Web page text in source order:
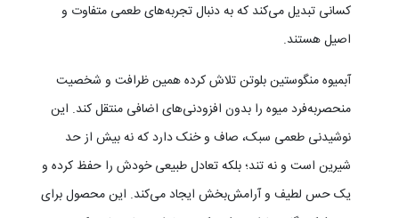
کسانی تبدیل می‌کند که به دنبال تجربه‌های طعمی متفاوت و
اصیل هستند.
آبمیوه منگوستین بلوتن تلاش کرده همین ظرافت و شخصیت
منحصربه‌فرد میوه را بدون افزودنی‌های اضافی منتقل کند. این
نوشیدنی طعمی سبک، صاف و خنک دارد که نه بیش از حد
شیرین است و نه تند؛ بلکه تعادل طبیعی خودش را حفظ کرده و
یک حس لطیف و آرامش‌بخش ایجاد می‌کند. این محصول برای